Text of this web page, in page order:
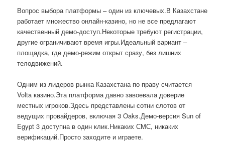
Вопрос выбора платформы – один из ключевых.В Казахстане
работает множество онлайн-казино, но не все предлагают
качественный демо-доступ.Некоторые требуют регистрации,
другие ограничивают время игры.Идеальный вариант –
площадка, где демо-режим открыт сразу, без лишних
телодвижений.
Одним из лидеров рынка Казахстана по праву считается
Volta казино.Эта платформа давно завоевала доверие
местных игроков.Здесь представлены сотни слотов от
ведущих провайдеров, включая 3 Oaks.Демо-версия Sun of
Egypt 3 доступна в один клик.Никаких СМС, никаких
верификаций.Просто заходите и играете.